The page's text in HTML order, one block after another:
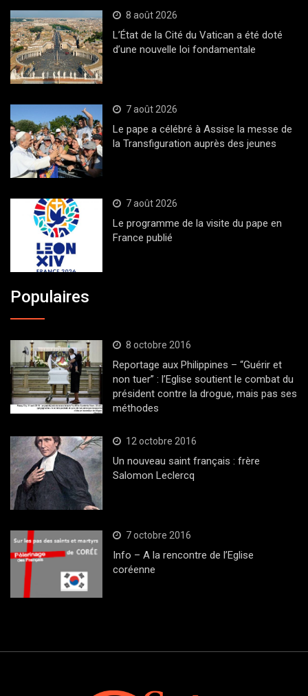
8 août 2026
L’État de la Cité du Vatican a été doté
d’une nouvelle loi fondamentale
7 août 2026
Le pape a célébré à Assise la messe de
la Transfiguration auprès des jeunes
7 août 2026
Le programme de la visite du pape en
France publié
Populaires
8 octobre 2016
Reportage aux Philippines – “Guérir et
non tuer” : l’Eglise soutient le combat du
président contre la drogue, mais pas ses
méthodes
12 octobre 2016
Un nouveau saint français : frère
Salomon Leclercq
7 octobre 2016
Info – A la rencontre de l’Eglise
coréenne